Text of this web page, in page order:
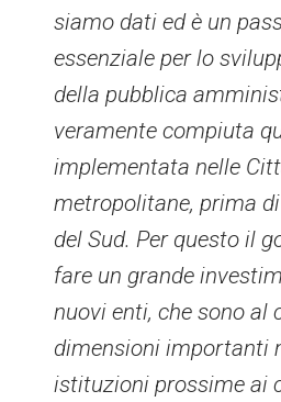
siamo dati ed è un
essenziale per lo
della pubblica
veramente compiuta
implementata nelle
metropolitane, prima
del Sud. Per questo il
fare un grande
nuovi enti, che sono al
dimensioni importanti
istituzioni prossime ai